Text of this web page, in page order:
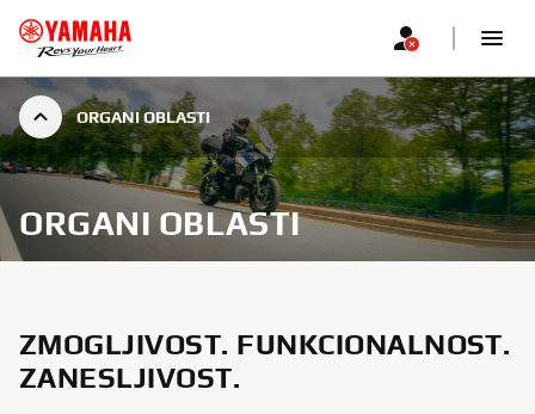
ORGANI OBLASTI
ORGANI OBLASTI
ZMOGLJIVOST. FUNKCIONALNOST.
ZANESLJIVOST.